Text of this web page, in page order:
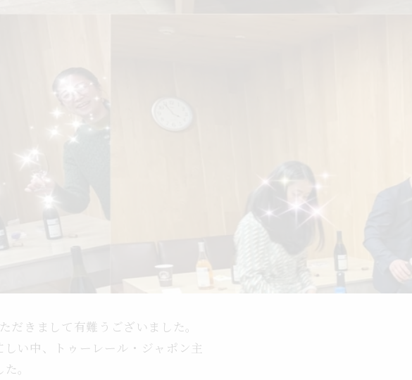
だきまして有難うございました。
い中、トゥーレール・ジャポン主
。